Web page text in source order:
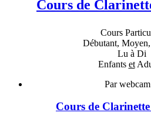
Cours de
Cours
Débutant,
Lu à Di
Enfants et
Par
Cours de